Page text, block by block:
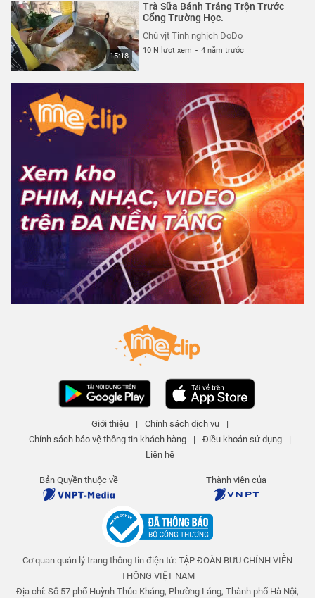
15:18
Trà Sữa Bánh Tráng Trộn Trước
Cổng Trường Học.
Chú vịt Tinh nghịch DoDo
10 N lượt xem - 4 năm trước
Giới thiệu | Chính sách dịch vụ
|
Chính sách bảo vệ thông tin khách hàng
| Điều khoản sử dụng
|
Liên hệ
Bản Quyền thuộc về Thành viên của
Cơ quan quản lý trang thông tin điện tử: TẬP ĐOÀN BƯU CHÍNH VIỄN
THÔNG VIỆT NAM
Địa chỉ: Số 57 phố Huỳnh Thúc Kháng, Phường Láng, Thành phố Hà Nội,